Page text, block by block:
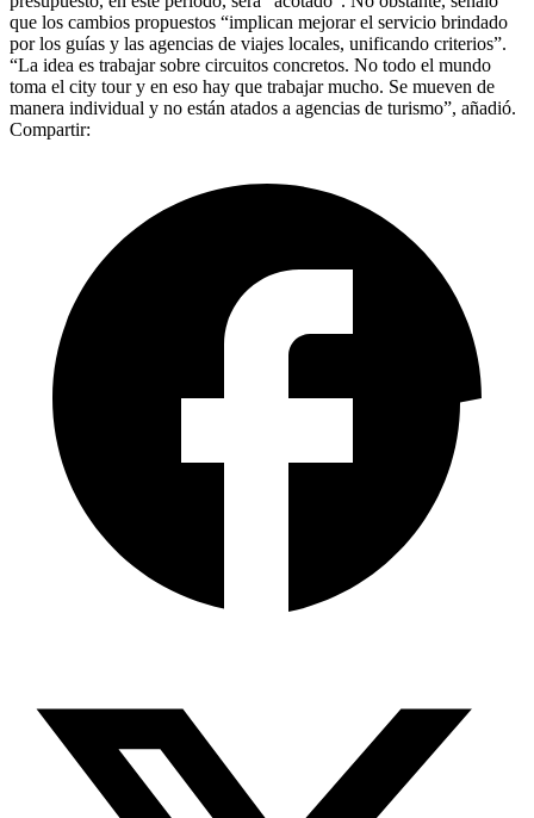
que los cambios propuestos “implican mejorar el servicio brindado
por los guías y las agencias de viajes locales, unificando criterios”.
“La idea es trabajar sobre circuitos concretos. No todo el mundo
toma el city tour y en eso hay que trabajar mucho. Se mueven de
manera individual y no están atados a agencias de turismo”, añadió.
Compartir: